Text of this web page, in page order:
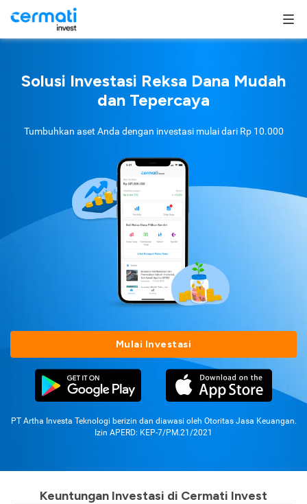
Solusi Investasi Reksa Dana Mudah
dan Tepercaya
Tumbuhkan aset Anda dengan investasi mulai dari Rp 10.000
Mulai Investasi
PT Artha Investa Teknologi berizin dan diawasi oleh Otoritas Jasa Keuangan.
Izin APERD: KEP-7/PM.21/2021
Keuntungan Investasi di Cermati Invest